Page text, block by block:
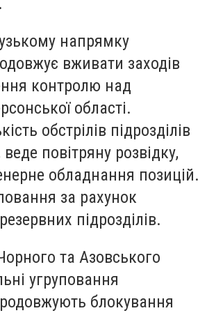
напрямку
вживати заходів
контролю над
області.
обстрілів підрозділів
повітряну розвідку,
обладнання позицій.
за рахунок
підрозділів.
та Азовського
угруповання
блокування